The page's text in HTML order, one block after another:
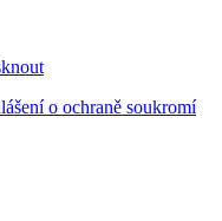
o ochraně soukromí